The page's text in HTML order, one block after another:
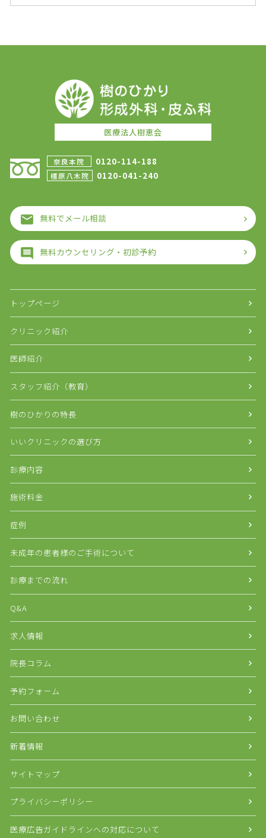
医療法人樹恵会
奈良本院 0120-114-188
橿原八木院 0120-041-240
無料でメール相談
無料カウンセリング・初診予約
トップページ
クリニック紹介
医師紹介
スタッフ紹介（教育）
樹のひかりの特長
いいクリニックの選び方
診療内容
施術料金
症例
未成年の患者様のご手術について
診療までの流れ
Q&A
求人情報
院長コラム
予約フォーム
お問い合わせ
新着情報
サイトマップ
プライバシーポリシー
医療広告ガイドラインへの対応について